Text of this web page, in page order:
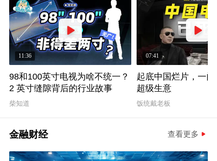
11:36
98和100英寸电视为啥不统一？
2 英寸缝隙背后的行业故事
柴知道
07:41
起底中国烂片，一
超级生意
饭统戴老板
金融财经 查看更多